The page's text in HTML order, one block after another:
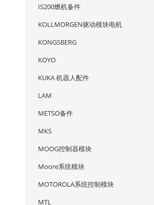
IS200燃机备件
KOLLMORGEN驱动模块电机
KONGSBERG
KOYO
KUKA 机器人配件
LAM
METSO备件
MKS
MOOG控制器模块
Moore系统模块
MOTOROLA系统控制模块
MTL